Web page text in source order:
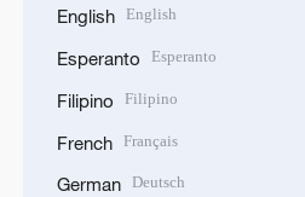
English English
Esperanto Esperanto
Filipino Filipino
French Français
German Deutsch